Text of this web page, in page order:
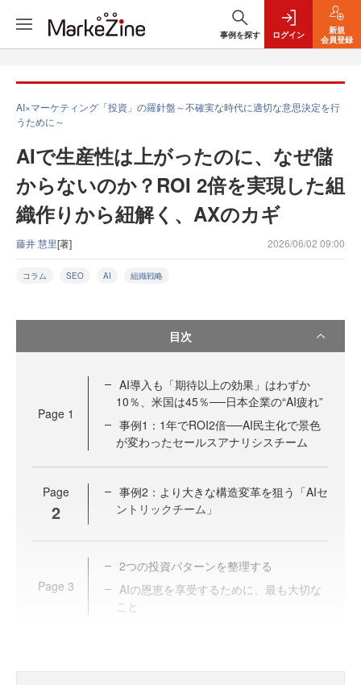
事例を探す ログイン
新規
会員登録
AI×マーケティング「投資」の羅針盤～不確実な時代に適切な意思決定を行
うために～
AIで生産性は上がったのに、なぜ儲
からないのか？ROI 2倍を実現した組
織作りから紐解く、AXのカギ
藤井 慧里[著] 2026/06/02 09:00
コラム SEO AI 組織戦略
目次
Page 1
AI導入も「期待以上の効果」はわずか
10％、米国は45％──日本企業の“AI疲れ”
事例1：1年でROI2倍──AI民主化で景色
が変わったセールスアナリシスチーム
Page
2
事例2：より大きな構造変革を狙う「AIセ
ントリックチーム」
Page 3
2つの投資パターンを整理する
AIの恩恵を享受するために、最も大切な
こと